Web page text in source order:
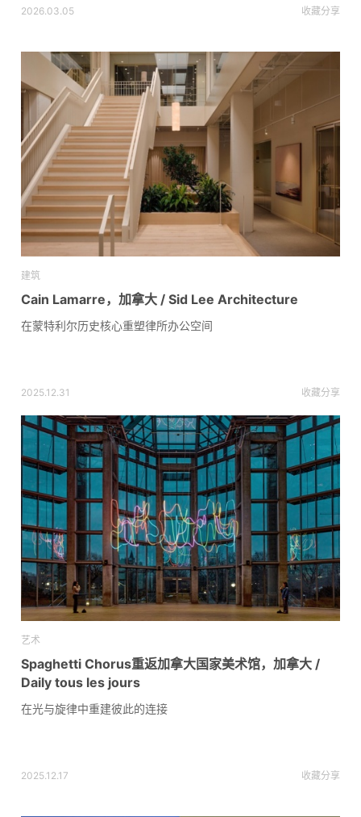
2026.03.05 收藏分享
建筑
Cain Lamarre，加拿大 / Sid Lee Architecture
在蒙特利尔历史核心重塑律所办公空间
2025.12.31 收藏分享
艺术
Spaghetti Chorus重返加拿大国家美术馆，加拿大 /
Daily tous les jours
在光与旋律中重建彼此的连接
2025.12.17 收藏分享